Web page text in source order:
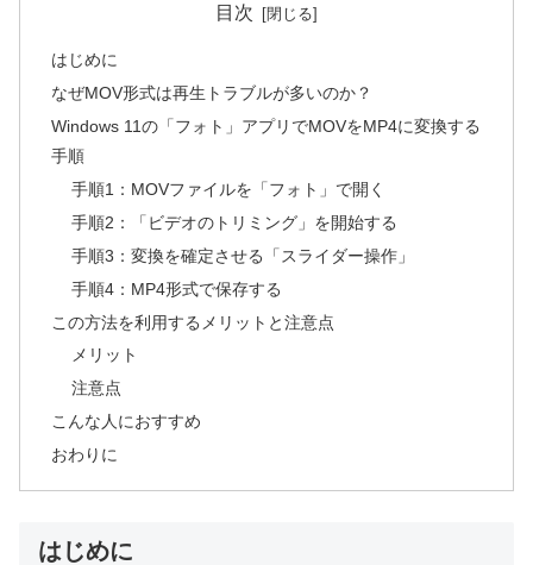
目次
はじめに
なぜMOV形式は再生トラブルが多いのか？
Windows 11の「フォト」アプリでMOVをMP4に変換する
手順
手順1：MOVファイルを「フォト」で開く
手順2：「ビデオのトリミング」を開始する
手順3：変換を確定させる「スライダー操作」
手順4：MP4形式で保存する
この方法を利用するメリットと注意点
メリット
注意点
こんな人におすすめ
おわりに
はじめに